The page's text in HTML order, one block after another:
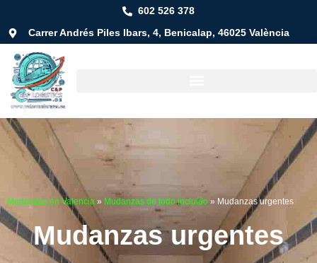
602 526 378
Carrer Andrés Piles Ibars, 4, Benicalap, 46025 València
Mudanzas en Valencia » Mudanzas de todo incluido » Mudanzas urgentes
Mudanzas urgentes